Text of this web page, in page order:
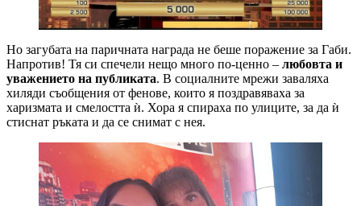
Но загубата на паричната награда не беше поражение за Габи.
Напротив! Тя си спечели нещо много по-ценно – любовта и
уважението на публиката. В социалните мрежи заваляха
хиляди съобщения от фенове, които я поздравяваха за
харизмата и смелостта ѝ. Хора я спираха по улиците, за да ѝ
стиснат ръката и да се снимат с нея.